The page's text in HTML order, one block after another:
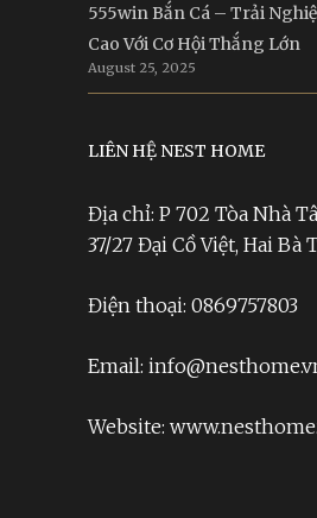
555win Bắn Cá – Trải
Cao Với Cơ Hội Thắng Lớn
August 25, 2025
LIÊN HỆ NEST HOME
Địa chỉ: P 702 Tòa Nhà
37/27 Đại Cồ Việt, Hai Bà
Điện thoại: 0869757803
Email:
Website: